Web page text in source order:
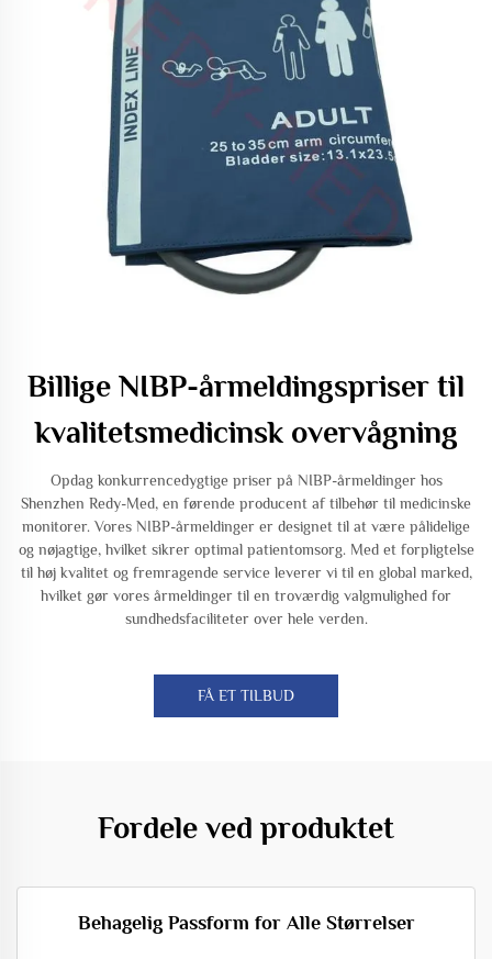
Billige NIBP-årmeldingspriser til
kvalitetsmedicinsk overvågning
Opdag konkurrencedygtige priser på NIBP-årmeldinger hos
Shenzhen Redy-Med, en førende producent af tilbehør til medicinske
monitorer. Vores NIBP-årmeldinger er designet til at være pålidelige
og nøjagtige, hvilket sikrer optimal patientomsorg. Med et forpligtelse
til høj kvalitet og fremragende service leverer vi til en global marked,
hvilket gør vores årmeldinger til en troværdig valgmulighed for
sundhedsfaciliteter over hele verden.
FÅ ET TILBUD
Fordele ved produktet
Behagelig Passform for Alle Størrelser